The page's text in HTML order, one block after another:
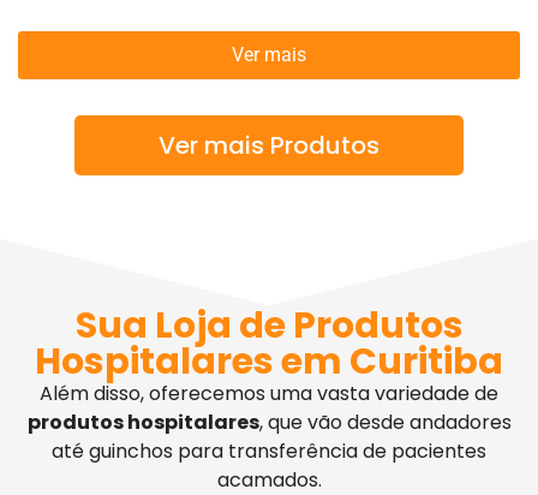
Ver mais
Ver mais Produtos
Sua Loja de Produtos
Hospitalares em Curitiba
Além disso, oferecemos uma vasta variedade de
produtos hospitalares, que vão desde andadores
até guinchos para transferência de pacientes
acamados.